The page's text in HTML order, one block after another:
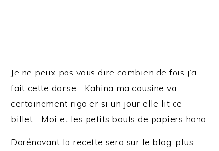
Je ne peux pas vous dire combien de fois j’ai
fait cette danse… Kahina ma cousine va
certainement rigoler si un jour elle lit ce
billet… Moi et les petits bouts de papiers haha
Dorénavant la recette sera sur le blog, plus